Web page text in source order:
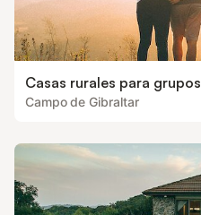
Casas rurales para grupos
Campo de Gibraltar